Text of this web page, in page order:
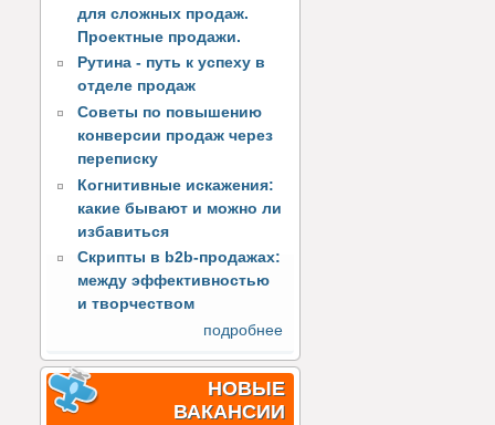
для сложных продаж.
Проектные продажи.
Рутина - путь к успеху в
отделе продаж
Советы по повышению
конверсии продаж через
переписку
Когнитивные искажения:
какие бывают и можно ли
избавиться
Скрипты в b2b-продажах:
между эффективностью
и творчеством
подробнее
НОВЫЕ
ВАКАНСИИ